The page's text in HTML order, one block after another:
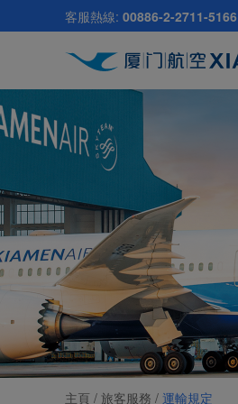
至
內
容
客服熱線: 00886-2-2711-5166
主頁 / 旅客服務 / 運輸規定